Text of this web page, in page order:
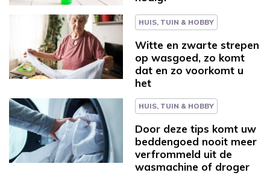
HUIS, TUIN & HOBBY
Witte en zwarte strepen
op wasgoed, zo komt
dat en zo voorkomt u
het
HUIS, TUIN & HOBBY
Door deze tips komt uw
beddengoed nooit meer
verfrommeld uit de
wasmachine of droger